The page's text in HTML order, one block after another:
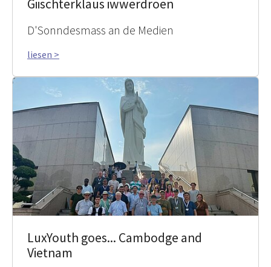
Giischterklaus iwwerdroen
D'Sonndesmass an de Medien
liesen >
LuxYouth goes... Cambodge and
Vietnam